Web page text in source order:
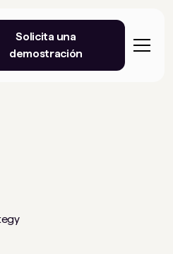
Solicita una
demostración